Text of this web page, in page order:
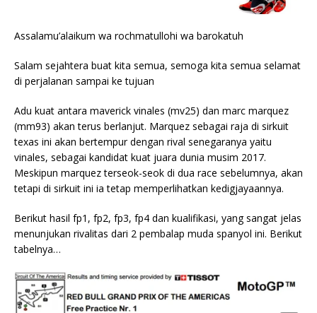
Assalamu’alaikum wa rochmatullohi wa barokatuh
Salam sejahtera buat kita semua, semoga kita semua selamat
di perjalanan sampai ke tujuan
Adu kuat antara maverick vinales (mv25) dan marc marquez
(mm93) akan terus berlanjut. Marquez sebagai raja di sirkuit
texas ini akan bertempur dengan rival senegaranya yaitu
vinales, sebagai kandidat kuat juara dunia musim 2017.
Meskipun marquez terseok-seok di dua race sebelumnya, akan
tetapi di sirkuit ini ia tetap memperlihatkan kedigjayaannya.
Berikut hasil fp1, fp2, fp3, fp4 dan kualifikasi, yang sangat jelas
menunjukan rivalitas dari 2 pembalap muda spanyol ini. Berikut
tabelnya…